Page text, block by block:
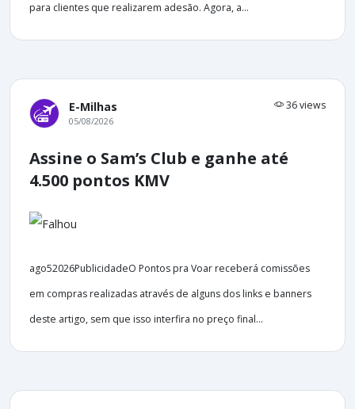
para clientes que realizarem adesão. Agora, a...
E-Milhas 36 views
05/08/2026
Assine o Sam’s Club e ganhe até
4.500 pontos KMV
ago52026PublicidadeO Pontos pra Voar receberá comissões
em compras realizadas através de alguns dos links e banners
deste artigo, sem que isso interfira no preço final...